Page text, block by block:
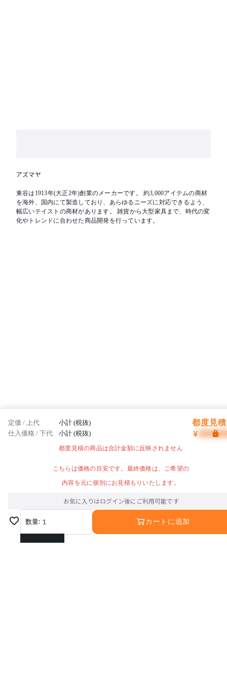
アズマヤ
東谷は1913年(大正2年)創業のメーカーです。 約3,000アイテムの商材
を海外、国内にて製造しており、あらゆるニーズに対応できるよう、
幅広いテイストの商材があります。 雑貨から大型家具まで、時代の変
化やトレンドに合わせた商品開発を行っています。
定価 / 上代 小計 (税抜) 都度見
仕入価格 / 下代 小計 (税抜) ¥
都度見積の商品は合計金額に反映されません
こちらは価格の目安です。最終価格は、ご希望の
内容を元に個別にお見積もりいたします。
お気に入りはログイン後にご利用可能です
数量: 1
1
カートに追加